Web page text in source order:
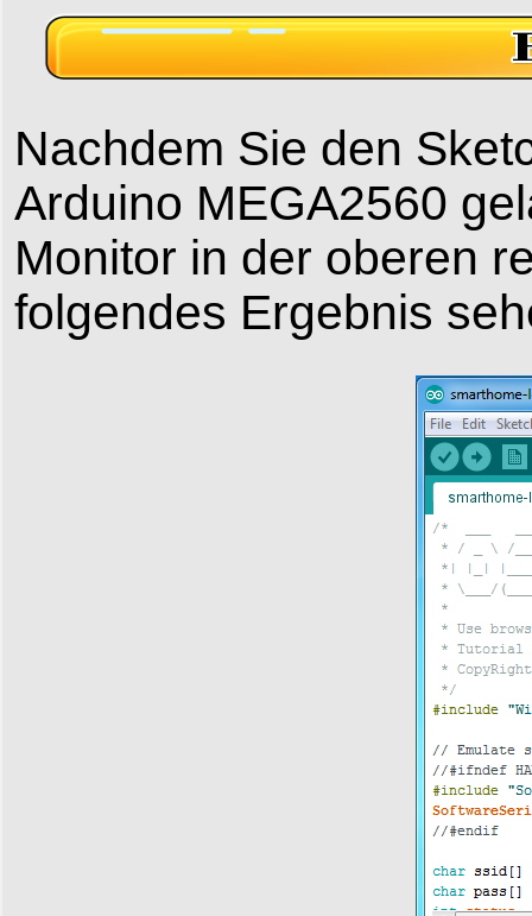
Nachdem Sie den
Arduino MEGA2560
Monitor in der oberen
folgendes Ergebnis